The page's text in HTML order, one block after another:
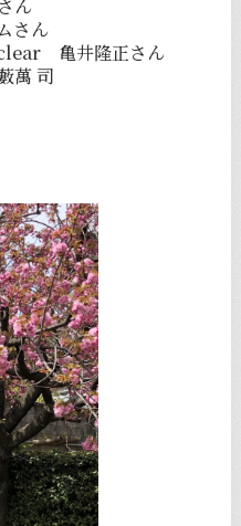
ん
さん
亀井隆正さん
萬 司